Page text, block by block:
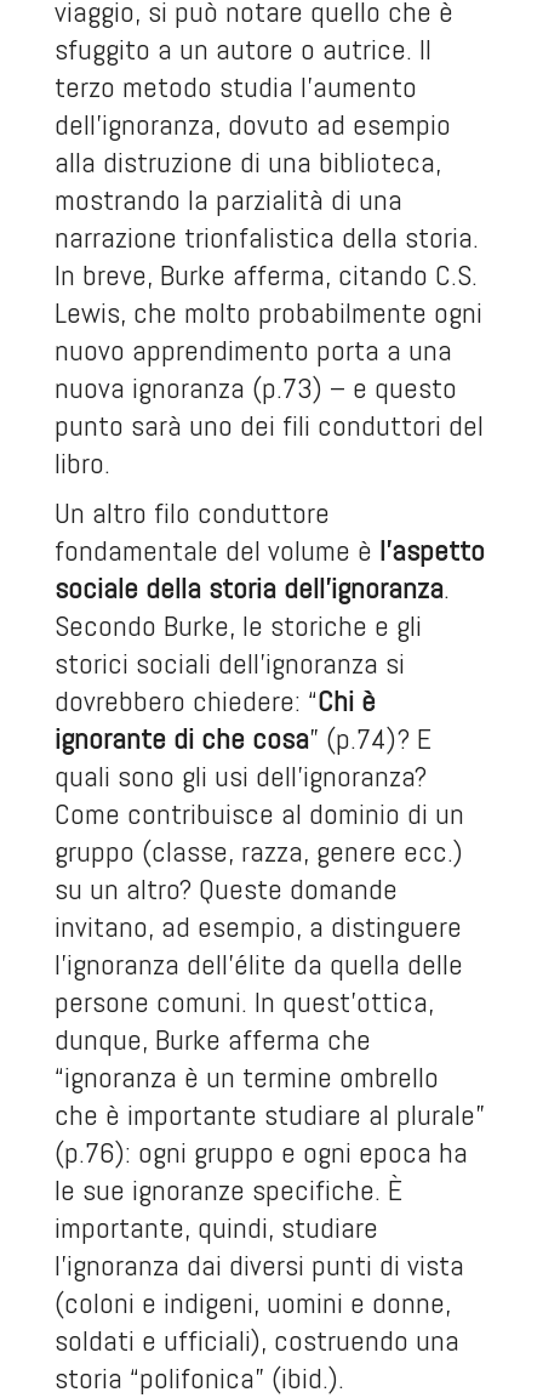
viaggio, si può notare quello che è
sfuggito a un autore o autrice. Il
terzo metodo studia l’aumento
dell’ignoranza, dovuto ad esempio
alla distruzione di una biblioteca,
mostrando la parzialità di una
narrazione trionfalistica della storia.
In breve, Burke afferma, citando C.S.
Lewis, che molto probabilmente ogni
nuovo apprendimento porta a una
nuova ignoranza (p.73) – e questo
punto sarà uno dei fili conduttori del
libro.
Un altro filo conduttore
fondamentale del volume è l’aspetto
sociale della storia dell’ignoranza.
Secondo Burke, le storiche e gli
storici sociali dell’ignoranza si
dovrebbero chiedere: “Chi è
ignorante di che cosa” (p.74)? E
quali sono gli usi dell’ignoranza?
Come contribuisce al dominio di un
gruppo (classe, razza, genere ecc.)
su un altro? Queste domande
invitano, ad esempio, a distinguere
l’ignoranza dell’élite da quella delle
persone comuni. In quest’ottica,
dunque, Burke afferma che
“ignoranza è un termine ombrello
che è importante studiare al plurale”
(p.76): ogni gruppo e ogni epoca ha
le sue ignoranze specifiche. È
importante, quindi, studiare
l’ignoranza dai diversi punti di vista
(coloni e indigeni, uomini e donne,
soldati e ufficiali), costruendo una
storia “polifonica” (ibid.).